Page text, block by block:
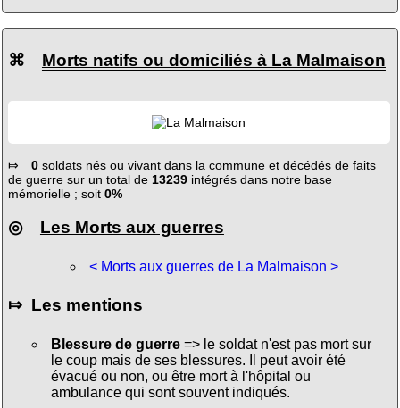
⌘ Morts natifs ou domiciliés à La Malmaison
⤇ 0soldats nés ou vivant dans la commune et décédés de faits
de guerre sur un total de 13239intégrés dans notre base
mémorielle ; soit 0%
◎ Les Morts aux guerres
< Morts aux guerres de La Malmaison >
⤇ Les mentions
Blessure de guerre=> le soldat n'est pas mort sur
le coup mais de ses blessures. Il peut avoir été
évacué ou non, ou être mort à l'hôpital ou
ambulance qui sont souvent indiqués.